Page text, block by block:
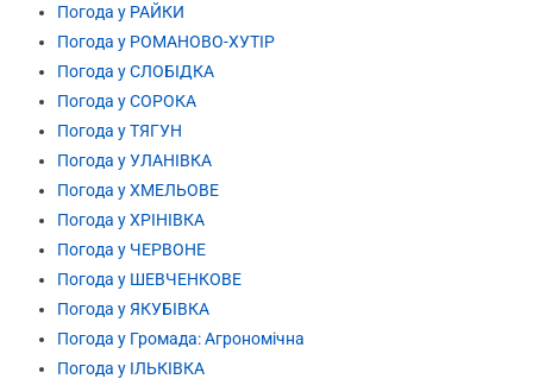
Погода у РАЙКИ
Погода у РОМАНОВО-ХУТІР
Погода у СЛОБІДКА
Погода у СОРОКА
Погода у ТЯГУН
Погода у УЛАНІВКА
Погода у ХМЕЛЬОВЕ
Погода у ХРІНІВКА
Погода у ЧЕРВОНЕ
Погода у ШЕВЧЕНКОВЕ
Погода у ЯКУБІВКА
Погода у Громада: Агрономічна
Погода у ІЛЬКІВКА